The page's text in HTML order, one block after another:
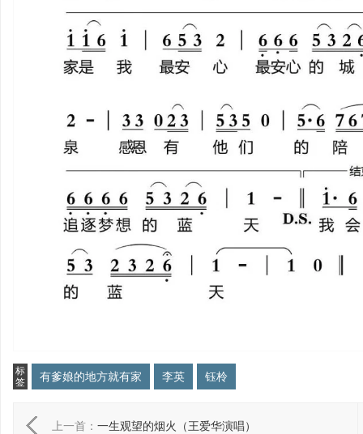
标
签
有爹娘的地方就有家 李英 钰柃
上一首： 一生观望的烟火（王爱华演唱）